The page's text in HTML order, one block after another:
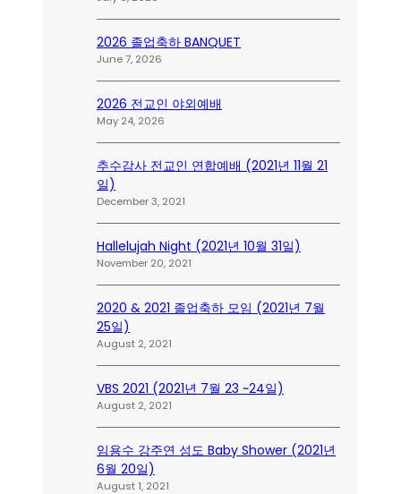
2026 졸업축하 BANQUET
June 7, 2026
2026 전교인 야외예배
May 24, 2026
추수감사 전교인 연합예배 (2021년 11월 21
일)
December 3, 2021
Hallelujah Night (2021년 10월 31일)
November 20, 2021
2020 & 2021 졸업축하 모임 (2021년 7월
25일)
August 2, 2021
VBS 2021 (2021년 7월 23 ~24일)
August 2, 2021
임용수 강주연 성도 Baby Shower (2021년
6월 20일)
August 1, 2021